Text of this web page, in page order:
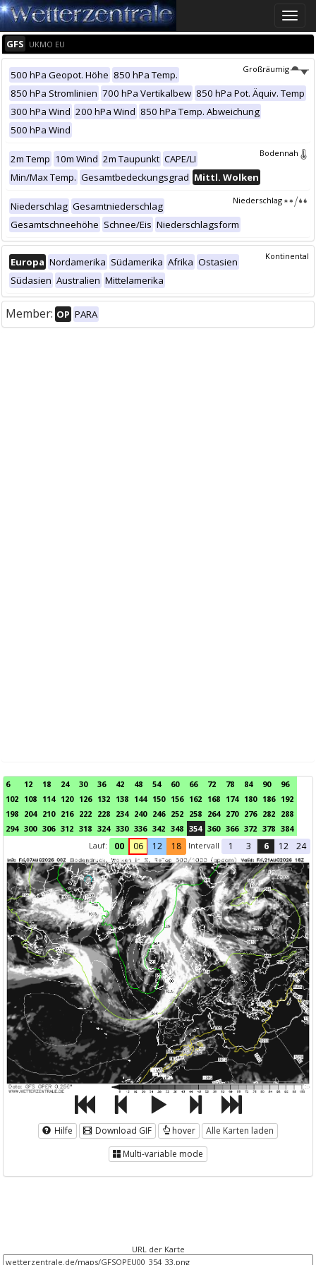
Toggle
GFS UKMO EU
Großräumig
500 hPa Geopot. Höhe 850 hPa Temp.
850 hPa Stromlinien 700 hPa Vertikalbew 850 hPa Pot. Äquiv. Temp
300 hPa Wind 200 hPa Wind 850 hPa Temp. Abweichung
500 hPa Wind
Bodennah
2m Temp 10m Wind 2m Taupunkt CAPE/LI
Min/Max Temp. Gesamtbedeckungsgrad Mittl. Wolken
Niederschlag
Niederschlag Gesamtniederschlag
Gesamtschneehöhe Schnee/Eis Niederschlagsform
Kontinental
Europa Nordamerika Südamerika Afrika Ostasien
Südasien Australien Mittelamerika
Member: OP PARA
6 12 18 24 30 36 42 48 54 60 66 72 78 84 90
96
102 108 114 120 126 132 138 144 150 156 162 168 174 180 186 192
198 204 210 216 222 228 234 240 246 252 258 264 270 276 282 288
294 300 306 312 318 324 330 336 342 348 354 360 366 372 378 384
Lauf:
00 06 12 18 Intervall 1 3 6 12 24
Hilfe Download GIF hover
Alle Karten laden
Multi-variable mode
URL der Karte